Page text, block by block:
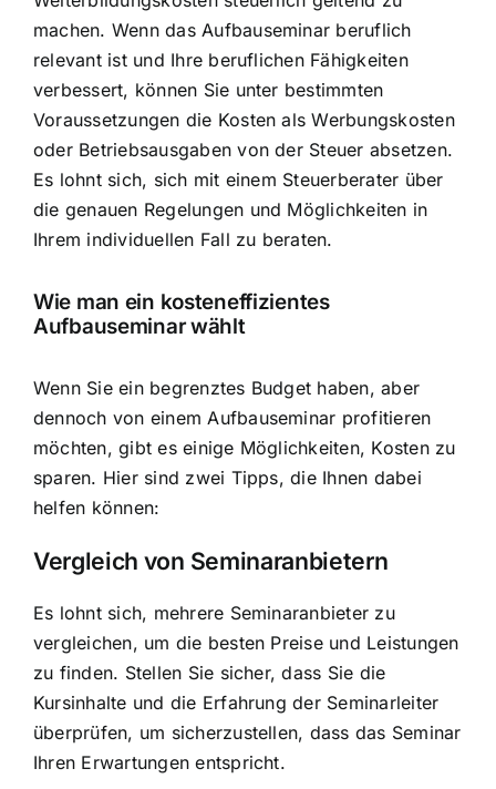
machen. Wenn das Aufbauseminar beruflich
relevant ist und Ihre beruflichen Fähigkeiten
verbessert, können Sie unter bestimmten
Voraussetzungen die Kosten als Werbungskosten
oder Betriebsausgaben von der Steuer absetzen.
Es lohnt sich, sich mit einem Steuerberater über
die genauen Regelungen und Möglichkeiten in
Ihrem individuellen Fall zu beraten.
Wie man ein kosteneffizientes
Aufbauseminar wählt
Wenn Sie ein begrenztes Budget haben, aber
dennoch von einem Aufbauseminar profitieren
möchten, gibt es einige Möglichkeiten, Kosten zu
sparen. Hier sind zwei Tipps, die Ihnen dabei
helfen können:
Vergleich von Seminaranbietern
Es lohnt sich, mehrere Seminaranbieter zu
vergleichen, um die besten Preise und Leistungen
zu finden. Stellen Sie sicher, dass Sie die
Kursinhalte und die Erfahrung der Seminarleiter
überprüfen, um sicherzustellen, dass das Seminar
Ihren Erwartungen entspricht.